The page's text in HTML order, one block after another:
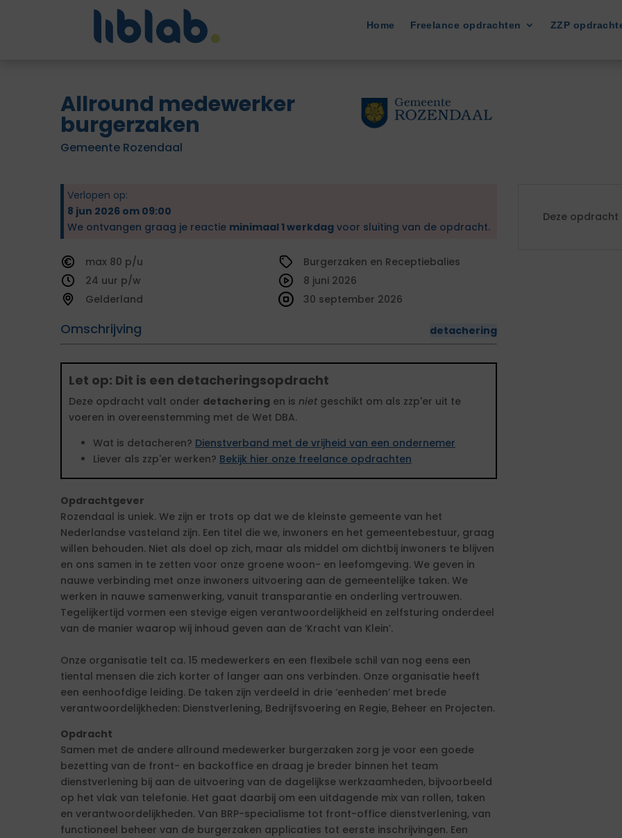
Home Freelance opdrachten ZZP
Allround medewerker
burgerzaken
Gemeente Rozendaal
Verlopen op:
8 jun 2026 om 09:00
We ontvangen graag je reactie minimaal 1 werkdag voor sluiting van de opdracht.
80
24
Gelderland
Burgerzaken en Receptiebalies
Omschrijving detachering
8 juni 2026
30 september 2026
Let op: Dit is een detacheringsopdracht
Deze opdracht valt onder detachering en is niet geschikt om als zzp'er uit te
voeren in overeenstemming met de Wet DBA.
Wat is detacheren? Dienstverband met de vrijheid van een ondernemer
Liever als zzp'er werken? Bekijk hier onze freelance opdrachten
Opdrachtgever
Rozendaal is uniek. We zijn er trots op dat we de kleinste gemeente van het
Nederlandse vasteland zijn. Een titel die we, inwoners en het gemeentebestuur, graag
willen behouden. Niet als doel op zich, maar als middel om dichtbij inwoners te blijven
en ons samen in te zetten voor onze groene woon- en leefomgeving. We geven in
nauwe verbinding met onze inwoners uitvoering aan de gemeentelijke taken. We
werken in nauwe samenwerking, vanuit transparantie en onderling vertrouwen.
Tegelijkertijd vormen een stevige eigen verantwoordelijkheid en zelfsturing onderdeel
van de manier waarop wij inhoud geven aan de ‘Kracht van Klein’.
Onze organisatie telt ca. 15 medewerkers en een flexibele schil van nog eens een
tiental mensen die zich korter of langer aan ons verbinden. Onze organisatie heeft
een eenhoofdige leiding. De taken zijn verdeeld in drie ‘eenheden’ met brede
verantwoordelijkheden: Dienstverlening, Bedrijfsvoering en Regie, Beheer en Projecten.
Opdracht
Samen met de andere allround medewerker burgerzaken zorg je voor een goede
bezetting van de front- en backoffice en draag je breder binnen het team
dienstverlening bij aan de uitvoering van de dagelijkse werkzaamheden, bijvoorbeeld
op het vlak van telefonie. Het gaat daarbij om een uitdagende mix van rollen, taken
en verantwoordelijkheden. Van BRP-specialisme tot front-office dienstverlening, van
functioneel beheer van de burgerzaken applicaties tot eerste inschrijvingen. Een
Deze opdracht